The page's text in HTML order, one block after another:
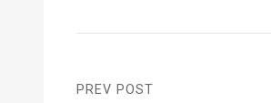
PREV POST